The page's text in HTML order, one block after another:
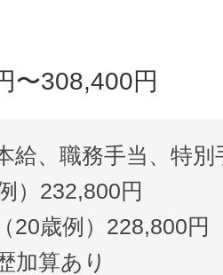
〜308,400円
給、職務手当、特別
）232,800円
20歳例）228,800円
加算あり